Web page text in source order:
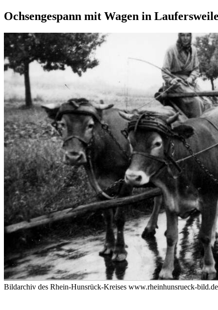
Ochsengespann mit Wagen in
Bildarchiv des Rhein-Hunsrück-Kreises www.rheinhunsrueck-